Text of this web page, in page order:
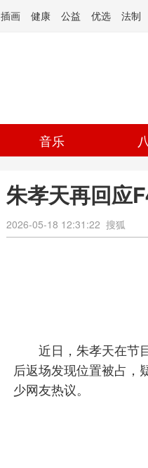
插画 健康 公益 优选 法制
音乐
朱孝天再回应
2026-05-18 12:31:22 搜狐
近日，朱孝天在节
后返场发现位置被占，
少网友热议。